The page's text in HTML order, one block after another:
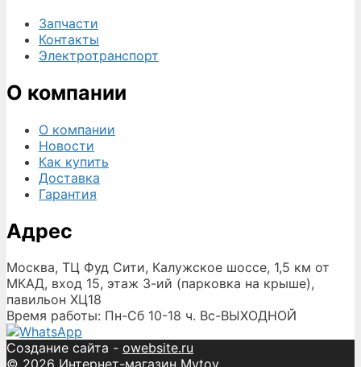
Запчасти
Контакты
Электротранспорт
О компании
О компании
Новости
Как купить
Доставка
Гарантия
Адрес
Москва, ТЦ Фуд Сити, Калужское шоссе, 1,5 км от
МКАД, вход 15, этаж 3-ий (парковка на крыше),
павильон ХЦ18
Время работы: Пн-Сб 10-18 ч. Вс-ВЫХОДНОЙ
Создание сайта - owebsite.ru